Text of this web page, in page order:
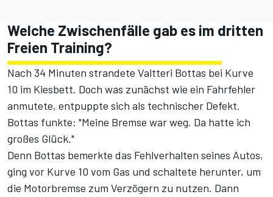
Welche Zwischenfälle gab es im dritten
Freien Training?
Nach 34 Minuten strandete Valtteri Bottas bei Kurve
10 im Kiesbett. Doch was zunächst wie ein Fahrfehler
anmutete, entpuppte sich als technischer Defekt.
Bottas funkte: "Meine Bremse war weg. Da hatte ich
großes Glück."
Denn Bottas bemerkte das Fehlverhalten seines Autos,
ging vor Kurve 10 vom Gas und schaltete herunter, um
die Motorbremse zum Verzögern zu nutzen. Dann